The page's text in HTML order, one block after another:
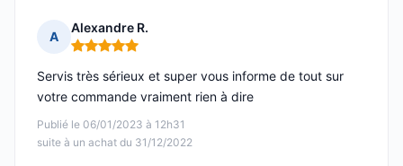
A
Alexandre R.
Note : 5 sur 5
Publié le 06/01/2023 à 12h31
suite à un achat du 31/12/2022
Servis très sérieux et super vous informe de tout sur
votre commande vraiment rien à dire